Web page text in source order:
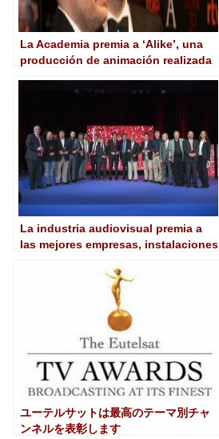
La Academia premia a ‘Alike’, una
producción de animación realizada
La industria audiovisual premia a
las mejores empresas, instalaciones
ユーテルサットは最高のテーマ別チャ
ンネルを表彰します